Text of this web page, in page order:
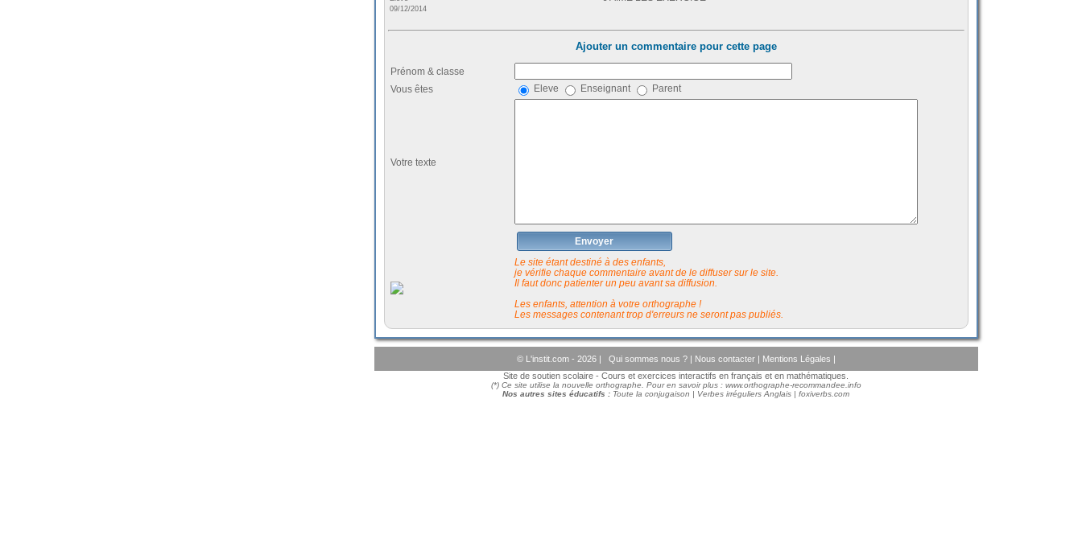
09/12/2014
Ajouter un commentaire pour cette page
Prénom & classe
Vous êtes
Eleve Enseignant Parent
Votre texte
Envoyer
Le site étant destiné à des enfants,
je vérifie chaque commentaire avant de le diffuser sur le site.
Il faut donc patienter un peu avant sa diffusion.
Les enfants, attention à votre orthographe !
Les messages contenant trop d'erreurs ne seront pas publiés.
© L'instit.com - 2026 | Qui sommes nous ? Nous contacter Mentions Légales
Site de soutien scolaire - Cours et exercices interactifs en français et en mathématiques.
(*) Ce site utilise la nouvelle orthographe. Pour en savoir plus : www.orthographe-recommandee.info
Nos autres sites éducatifs : Toute la conjugaison | Verbes irréguliers Anglais | foxiverbs.com